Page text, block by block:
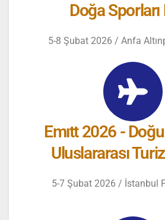
Doğa Sporları
5-8 Şubat 2026 / Anfa
Emıtt 2026 -
Uluslararası
5-7 Şubat 2026 / İstanbul